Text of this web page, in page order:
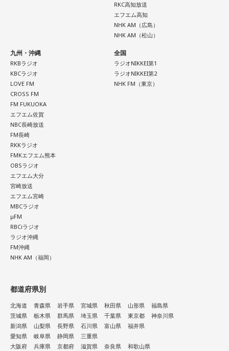
RKC高知放送
エフエム高知
NHK AM（広島）
NHK AM（松山）
九州・沖縄
RKBラジオ
KBCラジオ
LOVE FM
CROSS FM
FM FUKUOKA
エフエム佐賀
NBC長崎放送
FM長崎
RKKラジオ
FMKエフエム熊本
OBSラジオ
エフエム大分
宮崎放送
エフエム宮崎
MBCラジオ
μFM
RBCiラジオ
ラジオ沖縄
FM沖縄
NHK AM（福岡）
全国
ラジオNIKKEI第1
ラジオNIKKEI第2
NHK FM（東京）
都道府県別
北海道 青森県 岩手県 宮城県 秋田県 山形県
福島県
茨城県
栃木県 群馬県 埼玉県 千葉県 東京都
神奈川県
新潟県
山梨県 長野県 石川県 富山県
福井県
愛知県
岐阜県 静岡県
三重県
大阪府
兵庫県 京都府 滋賀県 奈良県 和歌山県